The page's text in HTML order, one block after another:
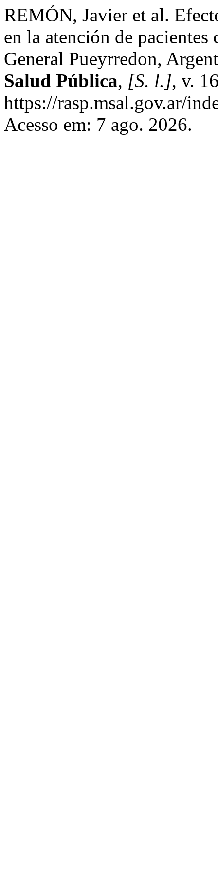
REMÓN, Javier et al.
en la atención de
General Pueyrredon,
Salud Pública, [S. l.], v.
https://rasp.msal.gov.ar/
Acesso em: 7 ago. 2026.